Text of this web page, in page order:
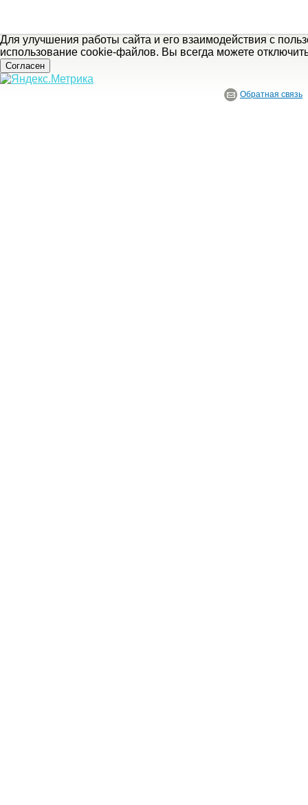
Для улучшения работы сайта и его взаимодействия с
использование cookie-файлов. Вы всегда можете
Согласен
Обратная связь